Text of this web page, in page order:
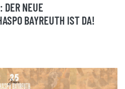
DER NEUE
BAYREUTH IST DA!